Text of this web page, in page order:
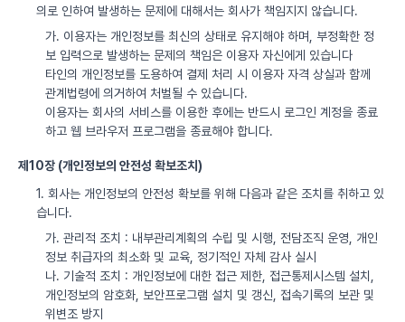
의로 인하여 발생하는 문제에 대해서는 회사가 책임지지 않습니다.
가. 이용자는 개인정보를 최신의 상태로 유지해야 하며, 부정확한 정
보 입력으로 발생하는 문제의 책임은 이용자 자신에게 있습니다
타인의 개인정보를 도용하여 결제 처리 시 이용자 자격 상실과 함께
관계법령에 의거하여 처벌될 수 있습니다.
이용자는 회사의 서비스를 이용한 후에는 반드시 로그인 계정을 종료
하고 웹 브라우저 프로그램을 종료해야 합니다.
제10장 (개인정보의 안전성 확보조치)
1. 회사는 개인정보의 안전성 확보를 위해 다음과 같은 조치를 취하고 있
습니다.
가. 관리적 조치 : 내부관리계획의 수립 및 시행, 전담조직 운영, 개인
정보 취급자의 최소화 및 교육, 정기적인 자체 감사 실시
나. 기술적 조치 : 개인정보에 대한 접근 제한, 접근통제시스템 설치,
개인정보의 암호화, 보안프로그램 설치 및 갱신, 접속기록의 보관 및
위변조 방지